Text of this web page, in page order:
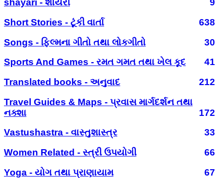
shayari - શાયરી
9
Short Stories - ટૂંકી વાર્તા
638
Songs - ફિલ્મના ગીતો તથા લોકગીતો
30
Sports And Games - રમત ગમત તથા ખેલ કૂદ
41
Translated books - અનુવાદ
212
Travel Guides & Maps - પ્રવાસ માર્ગદર્શન તથા
નક્શા
172
Vastushastra - વાસ્તુશાસ્ત્ર
33
Women Related - સ્ત્રી ઉપયોગી
66
Yoga - યોગ તથા પ્રાણાયામ
67